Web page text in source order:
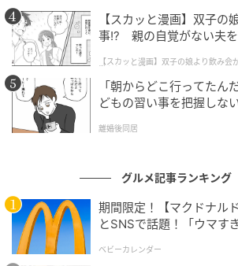
イ。19ユーロ。
【スカッと漫画】双子の
事!? 親の自覚がない夫を
【スカッと漫画】双子の娘より飲み
懲らしめた話
「朝からどこ行ってたん
どもの習い事を把握しな
離婚後同居
グルメ記事ランキング
期間限定！【マクドナル
とSNSで話題！「ウマす
ベビーカレンダー